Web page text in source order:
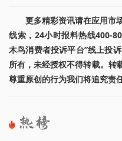
更多精彩资讯请在应用市
线索，24小时报料热线400-
木鸟消费者投诉平台”线上投
所有，未经授权不得转载。
尊重原创的行为我们将追究责任